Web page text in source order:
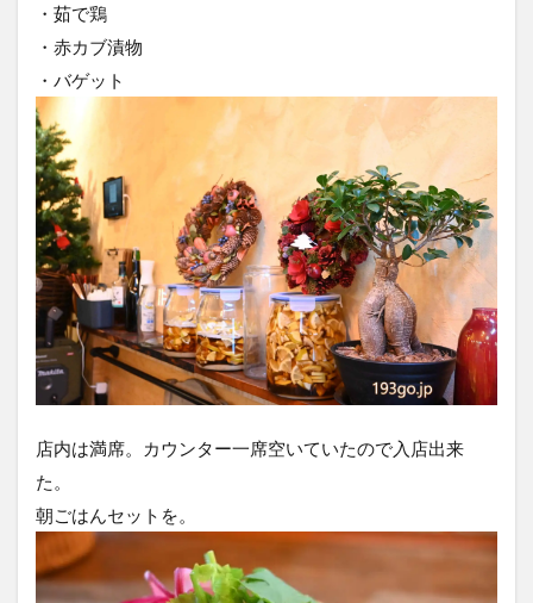
・茹で鶏
・赤カブ漬物
・バゲット
店内は満席。カウンター一席空いていたので入店出来
た。
朝ごはんセットを。